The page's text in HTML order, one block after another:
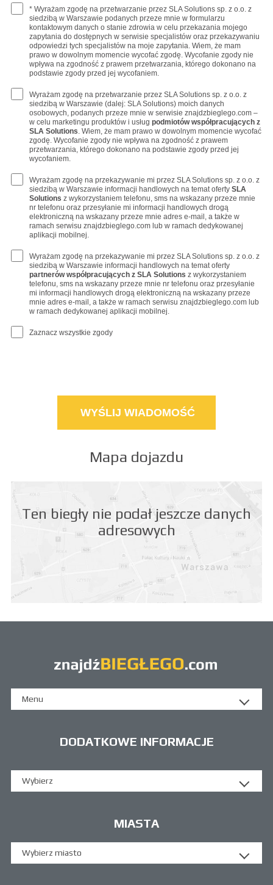
* Wyrażam zgodę na przetwarzanie przez SLA Solutions sp. z o.o. z
siedzibą w Warszawie podanych przeze mnie w formularzu
kontaktowym danych o stanie zdrowia w celu przekazania mojego
zapytania do dostępnych w serwisie specjalistów oraz przekazywaniu
odpowiedzi tych specjalistów na moje zapytania. Wiem, że mam
prawo w dowolnym momencie wycofać zgodę. Wycofanie zgody nie
wpływa na zgodność z prawem przetwarzania, którego dokonano na
podstawie zgody przed jej wycofaniem.
Wyrażam zgodę na przetwarzanie przez SLA Solutions sp. z o.o. z
siedzibą w Warszawie (dalej: SLA Solutions) moich danych
osobowych, podanych przeze mnie w serwisie znajdzbieglego.com –
w celu marketingu produktów i usług podmiotów współpracujących z
SLA Solutions. Wiem, że mam prawo w dowolnym momencie wycofać
zgodę. Wycofanie zgody nie wpływa na zgodność z prawem
przetwarzania, którego dokonano na podstawie zgody przed jej
wycofaniem.
Wyrażam zgodę na przekazywanie mi przez SLA Solutions sp. z o.o. z
siedzibą w Warszawie informacji handlowych na temat oferty SLA
Solutions z wykorzystaniem telefonu, sms na wskazany przeze mnie
nr telefonu oraz przesyłanie mi informacji handlowych drogą
elektroniczną na wskazany przeze mnie adres e-mail, a także w
ramach serwisu znajdzbieglego.com lub w ramach dedykowanej
aplikacji mobilnej.
Wyrażam zgodę na przekazywanie mi przez SLA Solutions sp. z o.o. z
siedzibą w Warszawie informacji handlowych na temat oferty
partnerów współpracujących z SLA Solutions z wykorzystaniem
telefonu, sms na wskazany przeze mnie nr telefonu oraz przesyłanie
mi informacji handlowych drogą elektroniczną na wskazany przeze
mnie adres e-mail, a także w ramach serwisu znajdzbieglego.com lub
w ramach dedykowanej aplikacji mobilnej.
Zaznacz wszystkie zgody
Mapa dojazdu
Ten biegły nie podał jeszcze danych
adresowych
Menu
DODATKOWE INFORMACJE
Wybierz
MIASTA
Wybierz miasto